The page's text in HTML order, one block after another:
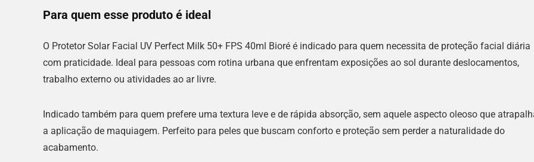
Para quem esse produto é ideal
O Protetor Solar Facial UV Perfect Milk 50+ FPS 40ml Bioré é indicado para quem necessita de proteção facial diária
com praticidade. Ideal para pessoas com rotina urbana que enfrentam exposições ao sol durante deslocamentos,
trabalho externo ou atividades ao ar livre.
Indicado também para quem prefere uma textura leve e de rápida absorção, sem aquele aspecto oleoso que
a aplicação de maquiagem. Perfeito para peles que buscam conforto e proteção sem perder a naturalidade do
acabamento.